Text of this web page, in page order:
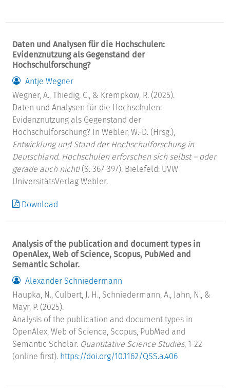
Daten und Analysen für die Hochschulen:
Evidenznutzung als Gegenstand der
Hochschulforschung?
Antje Wegner
Wegner, A., Thiedig, C., & Krempkow, R. (2025).
Daten und Analysen für die Hochschulen:
Evidenznutzung als Gegenstand der
Hochschulforschung? In Webler, W.-D. (Hrsg.),
Entwicklung und Stand der Hochschulforschung in
Deutschland. Hochschulen erforschen sich selbst – oder
gerade auch nicht!(S. 367-397). Bielefeld: UVW
UniversitätsVerlag Webler.
Download
Analysis of the publication and document types in
OpenAlex, Web of Science, Scopus, PubMed and
Semantic Scholar.
Alexander Schniedermann
Haupka, N., Culbert, J. H., Schniedermann, A., Jahn, N., &
Mayr, P. (2025).
Analysis of the publication and document types in
OpenAlex, Web of Science, Scopus, PubMed and
Semantic Scholar. Quantitative Science Studies, 1-22
(online first). https://doi.org/10.1162/QSS.a.406